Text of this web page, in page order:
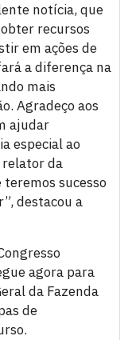
notícia, que
recursos
em ações de
a diferença na
mais
Agradeço aos
ajudar
especial ao
relator da
sucesso
destacou a
agora para
da Fazenda
de